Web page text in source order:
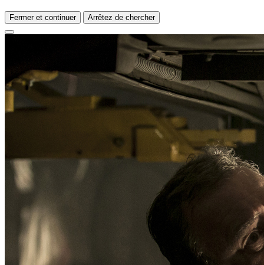
Fermer et continuer Arrêtez de chercher